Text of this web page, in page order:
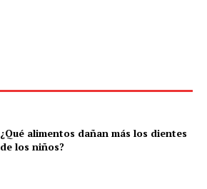
¿Qué alimentos dañan más los dientes
de los niños?